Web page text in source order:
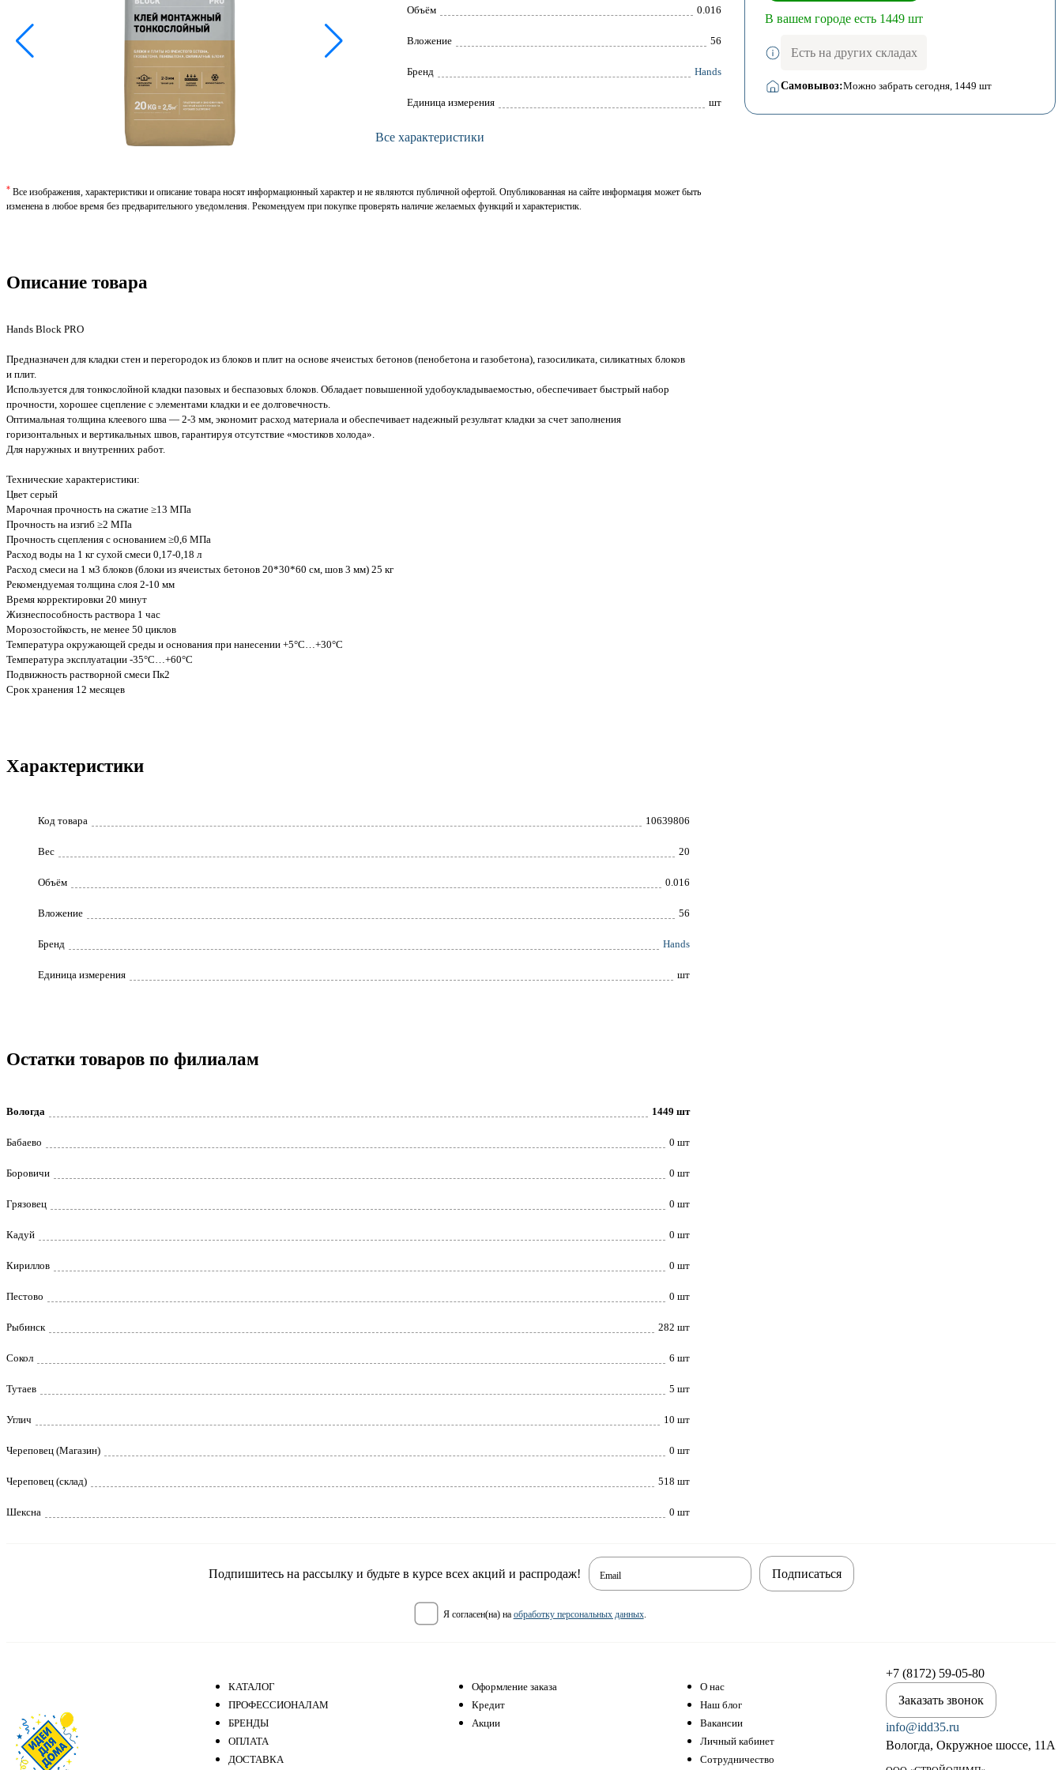
Объём 0.016
Вложение 56
Брeнд Hands
Единица измерения шт
Все характеристики
* Все изображения, характеристики и описание товара носят информационный характер и не являются публичной офертой. Опубликованная на сайте информация может быть
изменена в любое время без предварительного уведомления. Рекомендуем при покупке проверять наличие желаемых функций и характеристик.
В вашем городе есть 1449 шт
Есть на других складах
Самовывоз:Можно забрать сегодня, 1449 шт
Описание товара
Hands Block PRO
Предназначен для кладки стен и перегородок из блоков и плит на основе ячеистых бетонов (пенобетона и газобетона), газосиликата, силикатных блоков
и плит.
Используется для тонкослойной кладки пазовых и беспазовых блоков. Обладает повышенной удобоукладываемостью, обеспечивает быстрый набор
прочности, хорошее сцепление с элементами кладки и ее долговечность.
Оптимальная толщина клеевого шва — 2-3 мм, экономит расход материала и обеспечивает надежный результат кладки за счет заполнения
горизонтальных и вертикальных швов, гарантируя отсутствие «мостиков холода».
Для наружных и внутренних работ.
Технические характеристики:
Цвет серый
Марочная прочность на сжатие ≥13 МПа
Прочность на изгиб ≥2 МПа
Прочность сцепления с основанием ≥0,6 МПа
Расход воды на 1 кг сухой смеси 0,17-0,18 л
Расход смеси на 1 м3 блоков (блоки из ячеистых бетонов 20*30*60 см, шов 3 мм) 25 кг
Рекомендуемая толщина слоя 2-10 мм
Время корректировки 20 минут
Жизнеспособность раствора 1 час
Морозостойкость, не менее 50 циклов
Температура окружающей среды и основания при нанесении +5°С…+30°С
Температура эксплуатации -35°С…+60°С
Подвижность растворной смеси Пк2
Срок хранения 12 месяцев
Характеристики
Код товара 10639806
Вес 20
Объём 0.016
Вложение 56
Бренд Hands
Единица измерения шт
Остатки товаров по филиалам
Вологда 1449 шт
Бабаево 0 шт
Боровичи 0 шт
Грязовец 0 шт
Кадуй 0 шт
Кириллов 0 шт
Пестово 0 шт
Рыбинск 282 шт
Сокол 6 шт
Тутаев 5 шт
Углич 10 шт
Череповец (Магазин) 0 шт
Череповец (склад) 518 шт
Шексна 0 шт
Подпишитесь на рассылку и будьте в курсе всех акций и распродаж! Email
я согласен(на) на обработку персональных данных.
Подписаться
КАТАЛОГ
ПРОФЕССИОНАЛАМ
БРЕНДЫ
ОПЛАТА
ДОСТАВКА
Оформление заказа
Кредит
Акции
О нас
Наш блог
Вакансии
Личный кабинет
Сотрудничество
+7 (8172) 59-05-80
Заказать звонок
info@idd35.ru
Вологда, Окружное шоссе, 11А